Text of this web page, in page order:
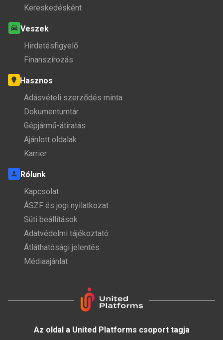
Kereskedésként
Veszek
Hirdetésfigyelő
Finanszírozás
Hasznos
Adásvételi szerződés minta
Dokumentumtár
Gépjármű-átiratás
Ajánlott oldalak
Karrier
Rólunk
Kapcsolat
ÁSZF és jogi nyilatkozat
Süti beállítások
Adatvédelmi tájékoztató
Átláthatósági jelentés
Médiaajánlat
Az oldal a United Platforms csoport tagja